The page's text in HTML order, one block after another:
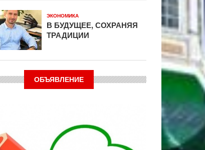
ЭКОНОМИКА
В БУДУЩЕЕ, СОХРАНЯЯ
ТРАДИЦИИ
ОБЪЯВЛЕНИЕ